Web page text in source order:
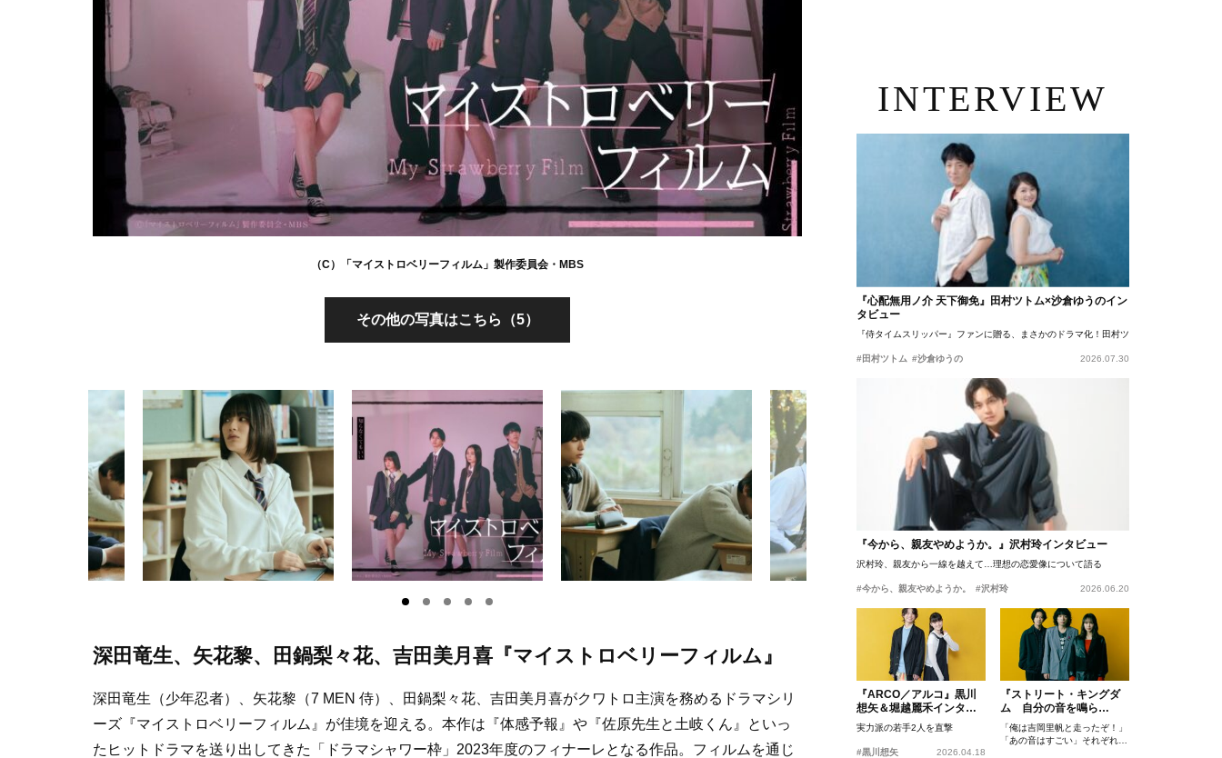
（C）「マイストロベリーフィルム」製作委員会・MBS
その他の写真はこちら（5）
深田竜生、矢花黎、田鍋梨々花、吉田美月喜『マイストロベリーフィルム』
深田竜生（少年忍者）、矢花黎（7 MEN 侍）、田鍋梨々花、吉田美月喜がクワトロ主演を務めるドラマシリ
ーズ『マイストロベリーフィルム』が佳境を迎える。本作は『体感予報』や『佐原先生と土岐くん』といっ
たヒットドラマを送り出してきた「ドラマシャワー枠」2023年度のフィナーレとなる作品。フィルムを通じ
INTERVIEW
『心配無用ノ介 天下御免』田村ツトム×沙倉ゆうのイン
タビュー
『侍タイムスリッパー』ファンに贈る、まさかのドラマ化！田村ツトム×沙倉ゆうのが語
#田村ツトム #沙倉ゆうの 2026.07.30
『今から、親友やめようか。』沢村玲インタビュー
沢村玲、親友から一線を越えて…理想の恋愛像について語る
#今から、親友やめようか。 #沢村玲 2026.06.20
『ARCO／アルコ』黒川
想矢＆堀越麗禾インタビ
ュー
実力派の若手2人を直撃
#黒川想矢 2026.04.18
『ストリート・キングダ
ム 自分の音を鳴ら
せ。』峯田和伸、若葉竜
也、吉岡里帆インタビュ
ー
「俺は吉岡里帆と走ったぞ！」
「あの音はすごい」それぞれの